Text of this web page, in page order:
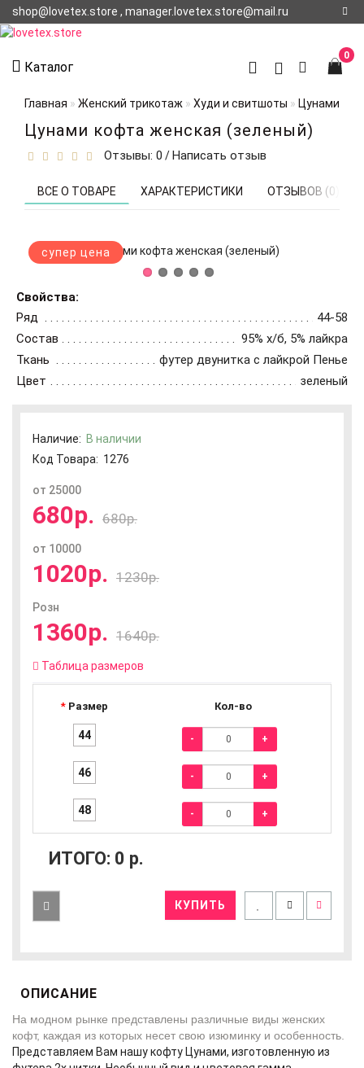
shop@lovetex.store , manager.lovetex.store@mail.ru
О НАС
О
ДОСТАВКЕ
Каталог
0
Главная Женский трикотаж Худи и свитшоты Цунами
Цунами кофта женская (зеленый)
Отзывы: 0 /Написать отзыв
ВСЕ О ТОВАРЕ ХАРАКТЕРИСТИКИ ОТЗЫВОВ (0)
супер цена
Свойства:
Ряд
44-58
Состав
95% х/б, 5% лайкра
Ткань
футер двунитка с лайкрой Пенье
Цвет
зеленый
Наличие: В наличии
Код Товара: 1276
от 25000
680р. 680р.
от 10000
1020р. 1230р.
Розн
1360р. 1640р.
Таблица размеров
Размер Кол-во
44 - +
46 - +
48 - +
ИТОГО: 0 р.
КУПИТЬ
ОПИСАНИЕ
На модном рынке представлены различные виды женских
кофт, каждая из которых несет свою изюминку и особенность.
Представляем Вам нашу кофту Цунами, изготовленную из